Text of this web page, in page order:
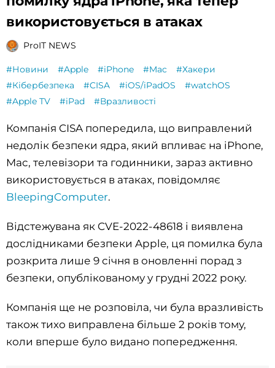
використовується в атаках
ProIT NEWS
#Новини #Apple #iPhone #Mac
#Хакери
#Кібербезпека
#CISA #iOS/iPadOS
#watchOS
#Apple TV
#iPad #Вразливості
Компанія CISA попередила, що виправлений
недолік безпеки ядра, який впливає на iPhone,
Mac, телевізори та годинники, зараз активно
використовується в атаках, повідомляє
BleepingComputer.
Відстежувана як CVE-2022-48618 і виявлена
дослідниками безпеки Apple, ця помилка була
розкрита лише 9 січня в оновленні порад з
безпеки, опублікованому у грудні 2022 року.
Компанія ще не розповіла, чи була вразливість
також тихо виправлена більше 2 років тому,
коли вперше було видано попередження.